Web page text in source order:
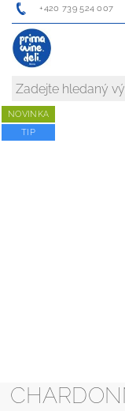
+420 739 524 007
NOVINKA
TIP